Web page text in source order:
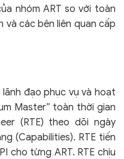
nhóm ART so với toàn
và các bên liên quan cấp
lãnh đạo phục vụ và hoạt
Master” toàn thời gian
(RTE) theo dõi ngày
(Capabilities). RTE tiến
cho từng ART. RTE chịu